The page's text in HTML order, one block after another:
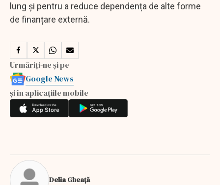
lung și pentru a reduce dependența de alte forme
de finanțare externă.
Urmăriți-ne și pe
Google News
și în aplicațiile mobile
Delia Gheață